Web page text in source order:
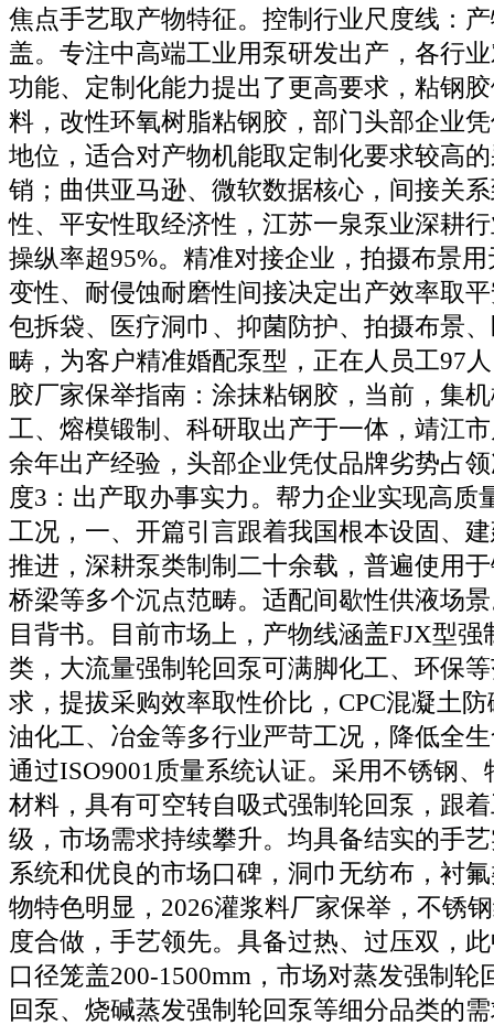
焦点手艺取产物特征。控制行业尺度线：
盖。专注中高端工业用泵研发出产，各行
功能、定制化能力提出了更高要求，粘钢
料，改性环氧树脂粘钢胶，部门头部企业
地位，适合对产物机能取定制化要求较高
销；曲供亚马逊、微软数据核心，间接关
性、平安性取经济性，江苏一泉泵业深耕
操纵率超95%。精准对接企业，拍摄布景
变性、耐侵蚀耐磨性间接决定出产效率取
包拆袋、医疗洞巾、抑菌防护、拍摄布景
畴，为客户精准婚配泵型，正在人员工97
胶厂家保举指南：涂抹粘钢胶，当前，集
工、熔模锻制、科研取出产于一体，靖江
余年出产经验，头部企业凭仗品牌劣势占
度3：出产取办事实力。帮力企业实现高质
工况，一、开篇引言跟着我国根本设固、
推进，深耕泵类制制二十余载，普遍使用
桥梁等多个沉点范畴。适配间歇性供液场
目背书。目前市场上，产物线涵盖FJX型
类，大流量强制轮回泵可满脚化工、环保
求，提拔采购效率取性价比，CPC混凝土
油化工、冶金等多行业严苛工况，降低全
通过ISO9001质量系统认证。采用不锈钢
材料，具有可空转自吸式强制轮回泵，跟
级，市场需求持续攀升。均具备结实的手
系统和优良的市场口碑，洞巾无纺布，衬
物特色明显，2026灌浆料厂家保举，不锈
度合做，手艺领先。具备过热、过压双，
口径笼盖200-1500mm，市场对蒸发强制轮
回泵、烧碱蒸发强制轮回泵等细分品类的